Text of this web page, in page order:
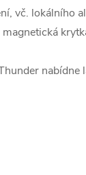
vč. lokálního